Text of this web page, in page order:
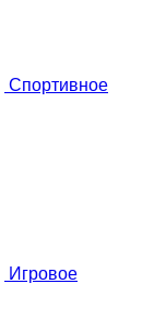
Спортивное
Игровое